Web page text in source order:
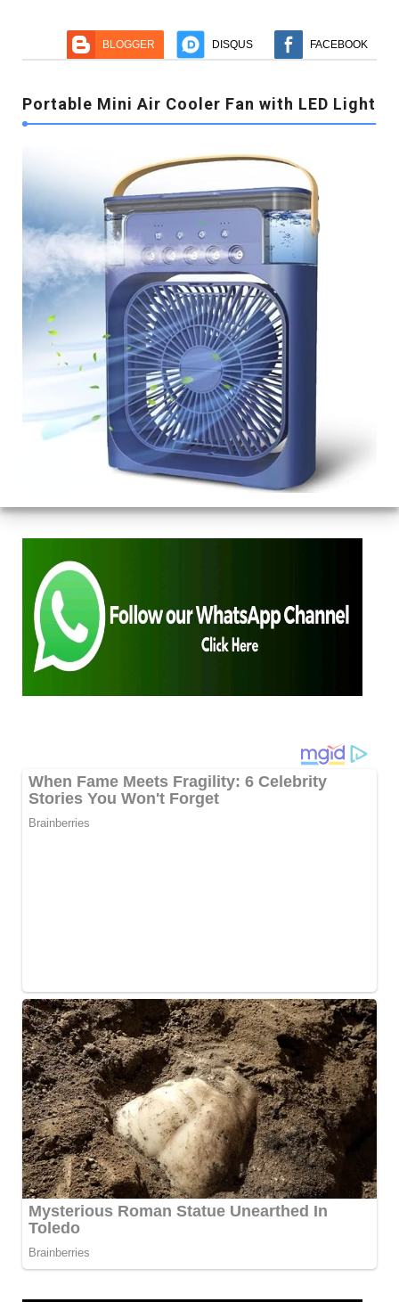
BLOGGER DISQUS FACEBOOK
Portable Mini Air Cooler Fan with LED Light